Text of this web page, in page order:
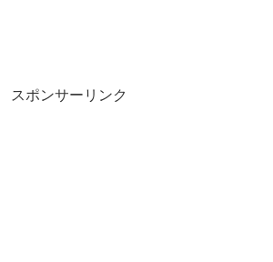
スポンサーリンク